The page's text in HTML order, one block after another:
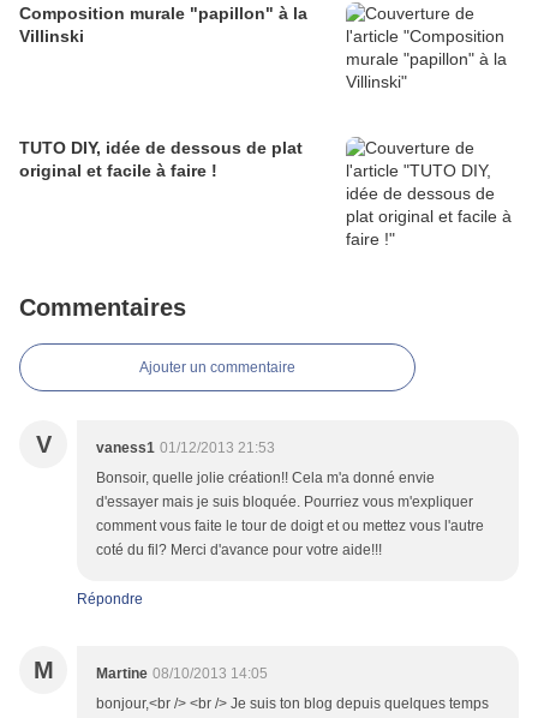
Composition murale "papillon" à la
Villinski
TUTO DIY, idée de dessous de plat
original et facile à faire !
Commentaires
Ajouter un commentaire
V vaness1 01/12/2013 21:53
Bonsoir, quelle jolie création!! Cela m'a donné envie
d'essayer mais je suis bloquée. Pourriez vous m'expliquer
comment vous faite le tour de doigt et ou mettez vous l'autre
coté du fil? Merci d'avance pour votre aide!!!
Répondre
M Martine 08/10/2013 14:05
bonjour,<br /> <br /> Je suis ton blog depuis quelques temps